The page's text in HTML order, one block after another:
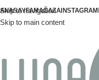
Skip to navigation
Skip to main content
ANASAYFAMAĞAZAINSTAGRAM